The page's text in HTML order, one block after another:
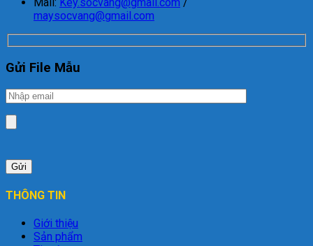
maysocvang@gmail.com
Gửi File Mẫu
THÔNG TIN
Giới thiệu
Sản phẩm